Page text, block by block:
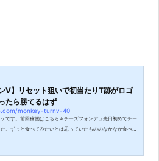
V】リセット狙いで初当たりT跡がロゴ
たら勝てるはず
monkey-turnv-40
です。前回稼働はこちら↓チーズフォンデュ先日初めてチー
。ずっと食べてみたいとは思っていたもののなかなか食べる